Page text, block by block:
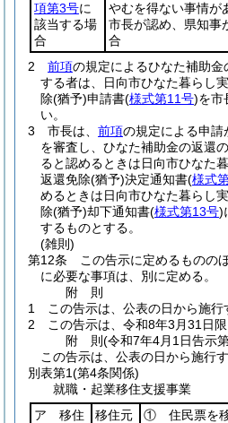
項第3号に
該当する場
合
やむを得ない事情が
市長が認め、県知事
合
2 前項の規定によるひなた補助
する者は、日向市ひなた暮らし
除(猶予)申請書(様式第11号)を市
い。
3
市長は、 前項の規定による申請
を審査し、ひなた補助金の返還
ると認めるときは日向市ひなた
返還免除(猶予)決定通知書(様式
めるときは日向市ひなた暮らし
除(猶予)却下通知書(様式第13号)
するものとする。
(雑則)
第12条
この告示に定めるものの
に必要な事項は、別に定める。
附 則
1
この告示は、公表の日から施行
2
この告示は、令和8年3月31日
附 則(令和7年4月1日告示
この告示は、公表の日から施行す
別表第1(第4条関係)
就職・起業移住支援事業
ア 移住
移住元
① 住民票を移